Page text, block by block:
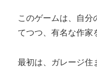
このゲームは、自分
てつつ、有名な作家
最初は、ガレージ住